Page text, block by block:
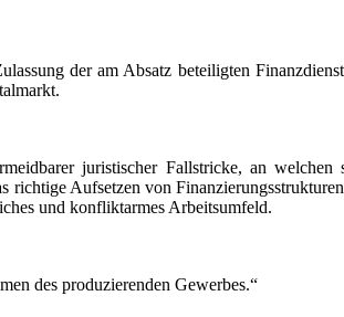
der am Absatz beteiligten
juristischer Fallstricke, an
Aufsetzen von
und konfliktarmes Arbeitsumfeld.
des produzierenden Gewerbes.“